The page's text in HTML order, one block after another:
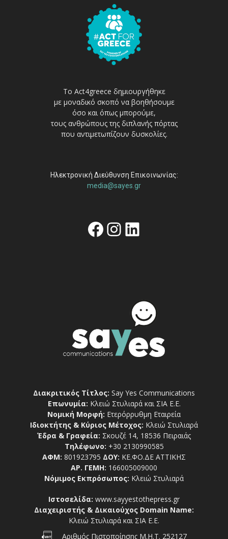
Το Act4greece δημιουργήθηκε
με μοναδικό σκοπό να βοηθήσουμε
όσο και όπως μπορούμε,
τους ανθρώπους της διπλανής πόρτας
που αντιμετωπίζουν δυσκολίες.
Ηλεκτρονική Διεύθυνση Επικοινωνίας:
media@sayes.gr
Facebook
Instagram
Linkedin
Διακριτικός Τίτλος: Say Yes Communications
Επωνυμία: Κλειώ Στυλιαρά και ΣΙΑ Ε.Ε.
Νομική Μορφή: Ετερόρρυθμη Εταιρεία
Ιδιοκτήτης & Κύριος Μέτοχος: Κλειώ Στυλιαρά
Έδρα & Γραφεία: Σκουζέ 14, 18536 Πειραιάς
Τηλέφωνο: +30 2130990585
ΑΦΜ: 801923795 ΔΟΥ: ΚΕ.ΦΟ.ΔΕ ΑΤΤΙΚΗΣ
ΑΡ. ΓΕΜΗ: 166005009000
Νόμιμος Εκπρόσωπος: Κλειώ Στυλιαρά
Ιστοσελίδα: www.sayyestothepress.gr
Διαχειριστής & Δικαιούχος Domain Name:
Κλειώ Στυλιαρά και ΣΙΑ Ε.Ε.
Αριθμός Πιστοποίησης Μ.Η.Τ. 252127